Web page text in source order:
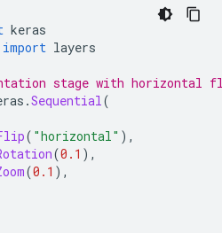
keras
import layers
stage with horizontal
.Sequential(
( "horizontal" ),
(0.1 ),
(0.1 ),